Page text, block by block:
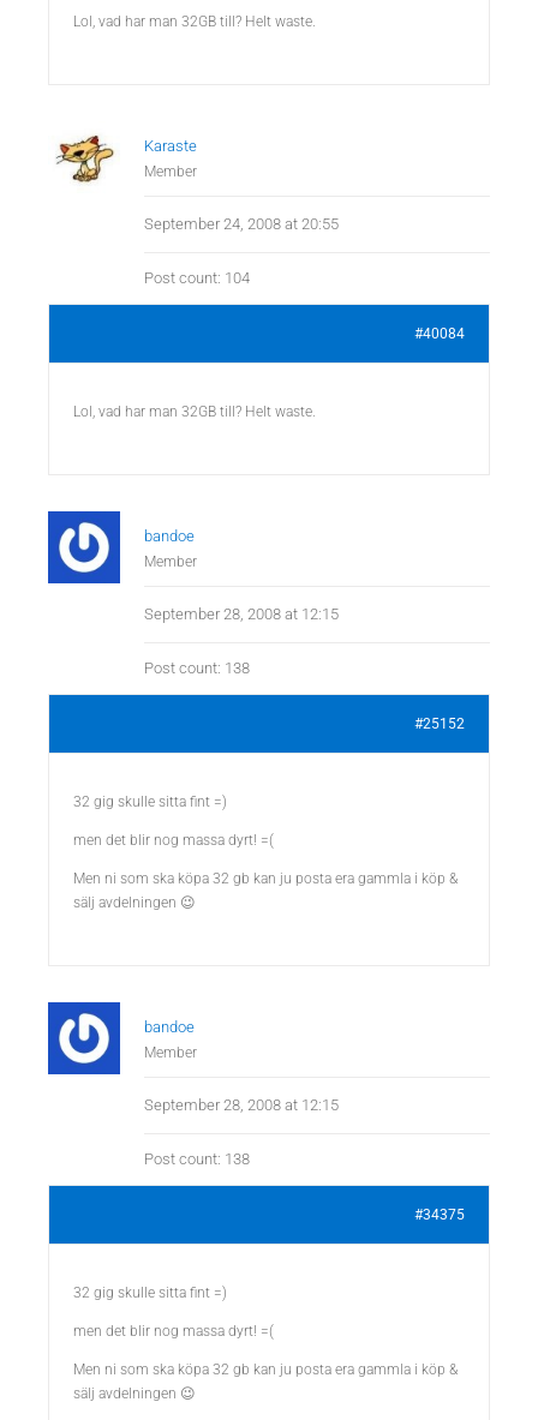
Lol, vad har man 32GB till? Helt waste.
Karaste
Member
September 24, 2008 at 20:55
Post count: 104
#40084
Lol, vad har man 32GB till? Helt waste.
bandoe
Member
September 28, 2008 at 12:15
Post count: 138
#25152
32 gig skulle sitta fint =)
men det blir nog massa dyrt! =(
Men ni som ska köpa 32 gb kan ju posta era gammla i köp &
sälj avdelningen 😉
bandoe
Member
September 28, 2008 at 12:15
Post count: 138
#34375
32 gig skulle sitta fint =)
men det blir nog massa dyrt! =(
Men ni som ska köpa 32 gb kan ju posta era gammla i köp &
sälj avdelningen 😉